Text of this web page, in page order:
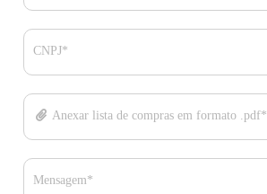
CNPJ*
Anexar lista de compras em formato .pdf*
Mensagem*